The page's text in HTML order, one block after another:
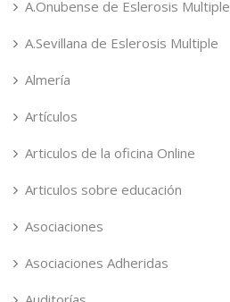
A.Onubense de Eslerosis Multiple
A.Sevillana de Eslerosis Multiple
Almería
Artículos
Articulos de la oficina Online
Articulos sobre educación
Asociaciones
Asociaciones Adheridas